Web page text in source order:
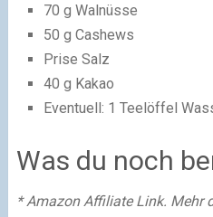
70 g Walnüsse
50 g Cashews
Prise Salz
40 g Kakao
Eventuell: 1 Teelöffel
Was du noch
* Amazon Affiliate Link. Mehr